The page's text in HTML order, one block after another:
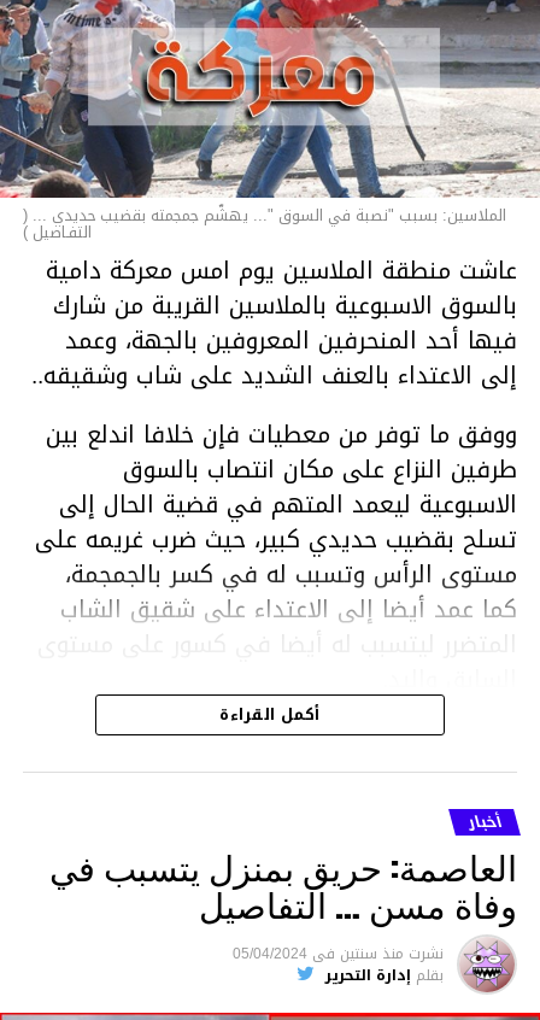
الملاسين: بسبب "نصبة في السوق "... يهشّم جمجمته بقضيب حديدي ... (
التفـاصيل )
عاشت منطقة الملاسين يوم امس معركة دامية
بالسوق الاسبوعية بالملاسين القريبة من شارك
فيها أحد المنحرفين المعروفين بالجهة، وعمد
إلى الاعتداء بالعنف الشديد على شاب وشقيقه..
ووفق ما توفر من معطيات فإن خلافا اندلع بين
طرفين النزاع على مكان انتصاب بالسوق
الاسبوعية ليعمد المتهم في قضية الحال إلى
تسلح بقضيب حديدي كبير، حيث ضرب غريمه على
مستوى الرأس وتسبب له في كسر بالجمجمة،
كما عمد أيضا إلى الاعتداء على شقيق الشاب
المتضرر ليتسبب له أيضا في كسور على مستوى
هذا وقد تمكن أعوان مركز الأمن الوطني بحي
هلال في توقيت قياسي من محاصرة المشتبه به
والقبض عليه وإحالته على التحقيق في خصوص
ما نُسبه إليه.
متابعة
قسم الاخبار
أكمل القراءة
أخبار
العاصمة: حريق بمنزل يتسبب في
وفاة مسن … التفاصيل
نشرت منذ سنتين فى 05/04/2024
بقلم إدارة التحرير